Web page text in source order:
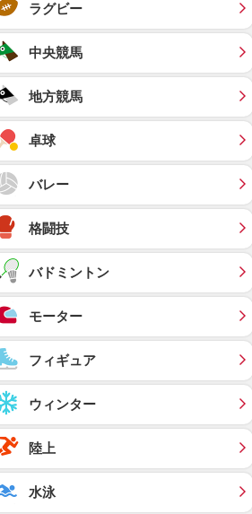
ラグビー
中央競馬
地方競馬
卓球
バレー
格闘技
バドミントン
モーター
フィギュア
ウィンター
陸上
水泳